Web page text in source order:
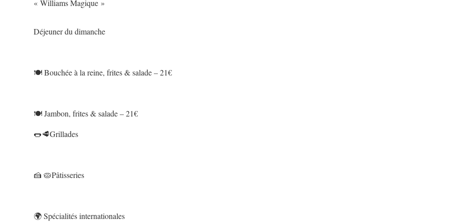
« Williams Magique »
Déjeuner du dimanche
🍽️ Bouchée à la reine, frites & salade – 21€
🍽️ Jambon, frites & salade – 21€
🌭🥩Grillades
🍰 🥧Pâtisseries
🌍 Spécialités internationales